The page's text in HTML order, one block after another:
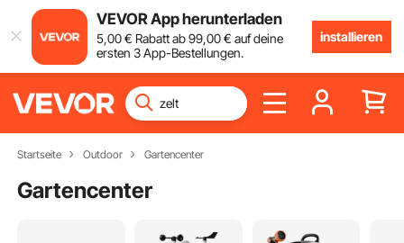
VEVOR App herunterladen
5,00€ Rabatt ab99,00€ auf deine
ersten 3 App-Bestellungen.
installieren
Startseite Outdoor Gartencenter
Gartencenter